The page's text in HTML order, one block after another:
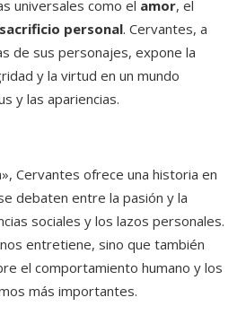
universales como el amor, el
sacrificio personal. Cervantes, a
de sus personajes, expone la
y la virtud en un mundo
y las apariencias.
Cervantes ofrece una historia en
debaten entre la pasión y la
sociales y los lazos personales.
entretiene, sino que también
el comportamiento humano y los
más importantes.